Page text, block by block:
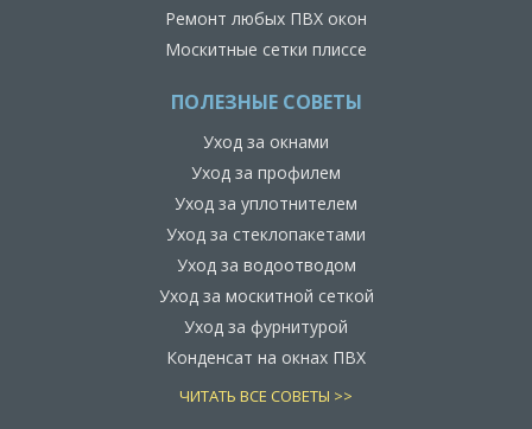
Ремонт любых ПВХ окон
Москитные сетки плиссе
ПОЛЕЗНЫЕ СОВЕТЫ
Уход за окнами
Уход за профилем
Уход за уплотнителем
Уход за стеклопакетами
Уход за водоотводом
Уход за москитной сеткой
Уход за фурнитурой
Конденсат на окнах ПВХ
ЧИТАТЬ ВСЕ СОВЕТЫ >>